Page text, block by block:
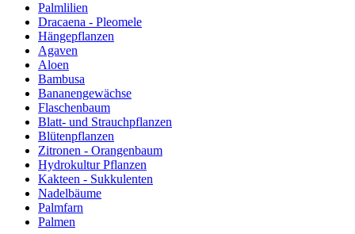
Palmlilien
Dracaena - Pleomele
Hängepflanzen
Agaven
Aloen
Bambusa
Bananengewächse
Flaschenbaum
Blatt- und Strauchpflanzen
Blütenpflanzen
Zitronen - Orangenbaum
Hydrokultur Pflanzen
Kakteen - Sukkulenten
Nadelbäume
Palmfarn
Palmen